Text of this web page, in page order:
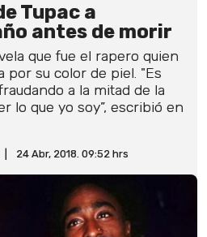
Tupac a
antes de morir
que fue el rapero quien
por su color de piel. "Es
a la mitad de la
lo que yo soy”, escribió en
24 Abr, 2018. 09:52 hrs